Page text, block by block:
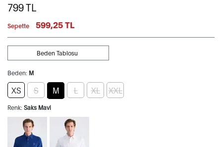
799TL
Sepette 599,25 TL
Beden: M
Beden Tablosu
XS S M L XL XXL
Renk: Saks Mavi